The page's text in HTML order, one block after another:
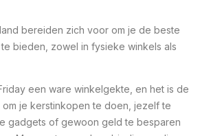
bereiden zich voor om je de beste
bieden, zowel in fysieke winkels als
een ware winkelgekte, en het is de
je kerstinkopen te doen, jezelf te
gadgets of gewoon geld te besparen